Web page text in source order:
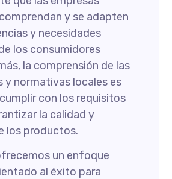
y se adapten
y necesidades
los consumidores
la comprensión de las
y normativas locales es
con los requisitos
la calidad y
los productos.
un enfoque
al éxito para